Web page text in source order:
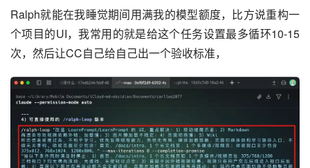
Ralph就能在我睡觉期间用满我的模型额度，比方说重构一
个项目的UI，我常用的就是给这个任务设置最多循环10-15
次，然后让CC自己给自己出一个验收标准，